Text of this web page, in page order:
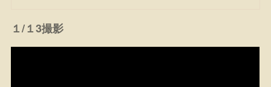
１/１3撮影